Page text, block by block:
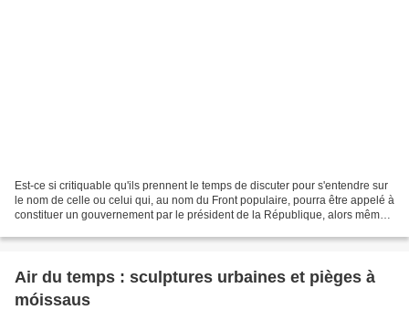
Est-ce si critiquable qu'ils prennent le temps de discuter pour s'entendre sur
le nom de celle ou celui qui, au nom du Front populaire, pourra être appelé à
constituer un gouvernement par le président de la République, alors même
Air du temps : sculptures urbaines et pièges à
móissaus